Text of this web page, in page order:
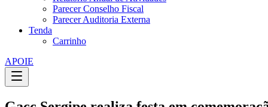
Parecer Conselho Fiscal
Parecer Auditoria Externa
Tenda
Carrinho
APOIE